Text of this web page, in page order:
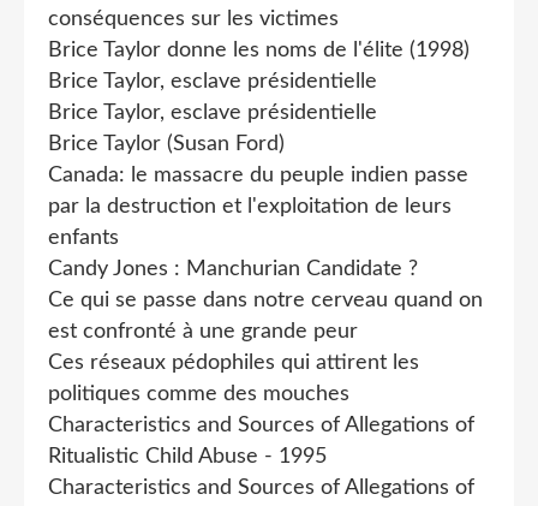
conséquences sur les victimes
Brice Taylor donne les noms de l'élite (1998)
Brice Taylor, esclave présidentielle
Brice Taylor, esclave présidentielle
Brice Taylor (Susan Ford)
Canada: le massacre du peuple indien passe
par la destruction et l'exploitation de leurs
enfants
Candy Jones : Manchurian Candidate ?
Ce qui se passe dans notre cerveau quand on
est confronté à une grande peur
Ces réseaux pédophiles qui attirent les
politiques comme des mouches
Characteristics and Sources of Allegations of
Ritualistic Child Abuse - 1995
Characteristics and Sources of Allegations of